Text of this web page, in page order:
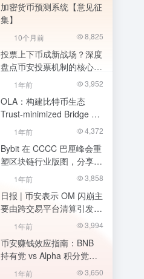
加密货币预测系统【意见征
集】
10个月前 8,825
投票上下币成新战场？深度
盘点币安投票机制的核心争
议与社区建议
1年前 3,952
OLA：构建比特币生态
Trust-minimized Bridge 核
心基础设施
1年前 4,372
Bybit 在 CCCC 巴厘峰会重
塑区块链行业版图，分享大
胆愿景与未来路线图
1年前 3,858
日报 | 币安表示 OM 闪崩主
要由跨交易平台清算引发；
OKX 发布关于
MANTRA（OM） 价格波动
公告
1年前 3,994
币安赚钱效应指南：BNB
持有党 vs Alpha 积分党，
如何实现收益最大化？
1年前 3,650